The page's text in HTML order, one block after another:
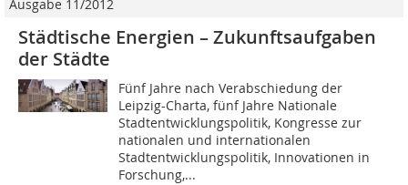
Ausgabe 11/2012
Städtische Energien – Zukunftsaufgaben
der Städte
Fünf Jahre nach Verabschiedung der
Leipzig-Charta, fünf Jahre Nationale
Stadtentwicklungspolitik, Kongresse zur
nationalen und internationalen
Stadtentwicklungspolitik, Innovationen in
Forschung,...